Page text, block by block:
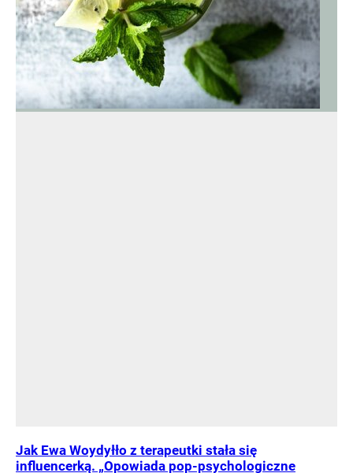
Jak Ewa Woydyłło z terapeutki stała się
influencerką. „Opowiada pop-psychologiczne